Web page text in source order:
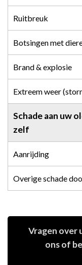
Ruitbreuk
Botsingen met
Brand & explosie
Extreem weer
Schade aan uw
zelf
Aanrijding
Overige schade
Vragen over
ons of